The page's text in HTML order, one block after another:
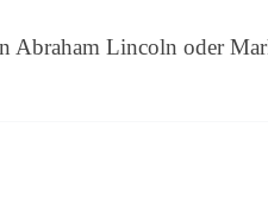
Abraham Lincoln oder